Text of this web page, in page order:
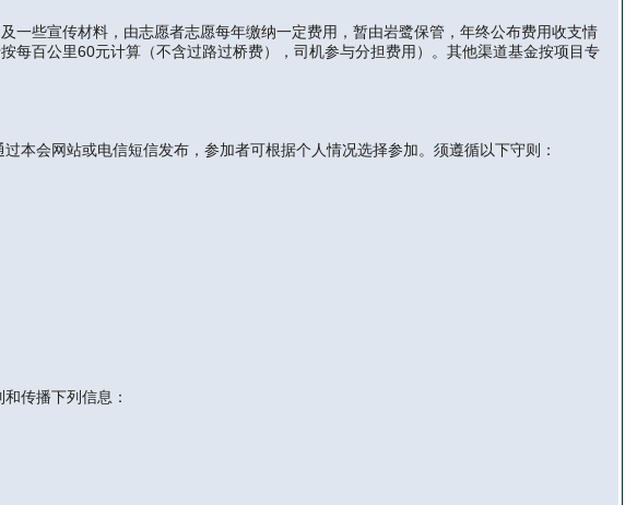
些宣传材料，由志愿者志愿每年缴纳一定费用，暂由岩鹭保管，年终公布费用收支情
百公里60元计算（不含过路过桥费），司机参与分担费用）。其他渠道基金按项目专
会网站或电信短信发布，参加者可根据个人情况选择参加。须遵循以下守则：
传播下列信息：